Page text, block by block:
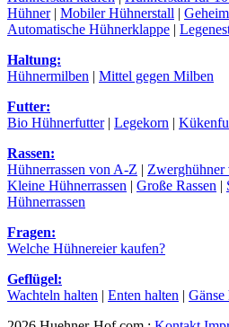
Hühner| Mobiler Hühnerstall |
Automatische Hühnerklappe |
Haltung:
Hühnermilben | Mittel gegen Milben
Futter:
Bio Hühnerfutter| Legekorn |
Rassen:
Hühnerrassen von A-Z |
Kleine Hühnerrassen | Große Rassen |
Hühnerrassen
Fragen:
Welche Hühnereier kaufen?
Geflügel:
Wachteln halten | Enten halten | Gänse